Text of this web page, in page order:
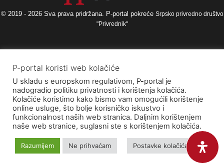
© 2019 - 2026 Sva prava pridržana. P-portal pokreće Srpsko privredno društvo
"Privrednik"
Izneseni stavovi i mišljenja samo su autorova i ne odražavaju nužno
službena stajališta Europske unije ili Europske komisije, kao ni stajališta
Agencije za elektroničke medije ni Ministarstva kulture i medija. Europska
unija i Europska komisija, kao ni Agencija za elektroničke medije ni
Ministarstvo kulture i medija ne mogu se smatrati odgovornima za njih.
P-portal koristi web kolačiće
U skladu s europskom regulativom, P-portal je
nadogradio politiku privatnosti i korištenja kolačića.
Kolačiće koristimo kako bismo vam omogućili korištenje
online usluge, što bolje korisničko iskustvo i
funkcionalnost naših web stranica. Daljnim korištenjem
naše web stranice, suglasni ste s korištenjem kolačića.
Razumijem Ne prihvaćam Postavke kolačića